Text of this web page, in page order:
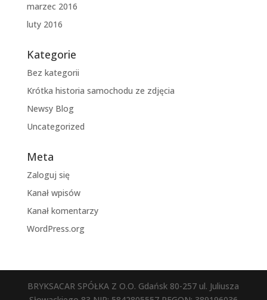
marzec 2016
luty 2016
Kategorie
Bez kategorii
Krótka historia samochodu ze zdjęcia
Newsy Blog
Uncategorized
Meta
Zaloguj się
Kanał wpisów
Kanał komentarzy
WordPress.org
BRYKSACAR SPÓŁKA Z O.O. Gdańsk 80-257 ul. Juliusza